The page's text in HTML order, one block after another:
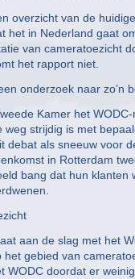
overzicht van de
het in Nederland gaat
van cameratoezicht
het rapport niet.
onderzoek naar zo’n
Kamer het
strijdig is met
debat als sneeuw voor
in Rotterdam
bang dat hun
aan de slag met het
gebied van
WODC doordat er